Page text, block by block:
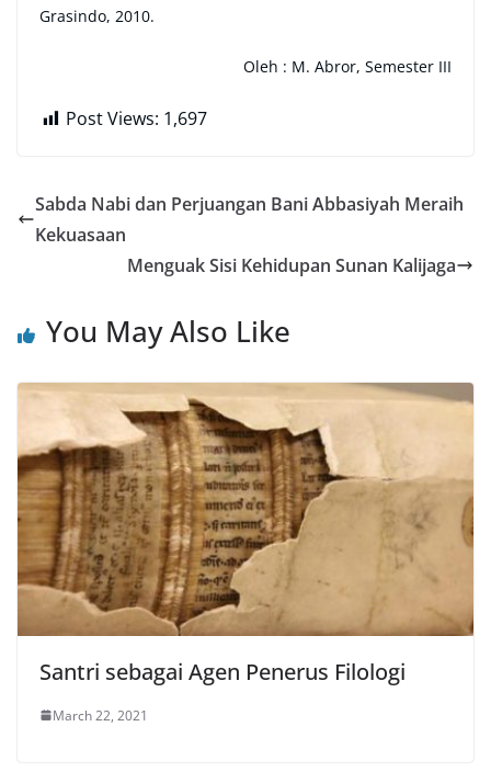
Grasindo, 2010.
Oleh : M. Abror, Semester III
Post Views: 1,697
Sabda Nabi dan Perjuangan Bani Abbasiyah Meraih
Kekuasaan
Menguak Sisi Kehidupan Sunan Kalijaga
You May Also Like
Santri sebagai Agen Penerus Filologi
March 22, 2021